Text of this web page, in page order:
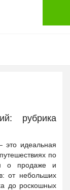
рубрика
это идеальная
по
о продаже и
от небольших
до роскошных